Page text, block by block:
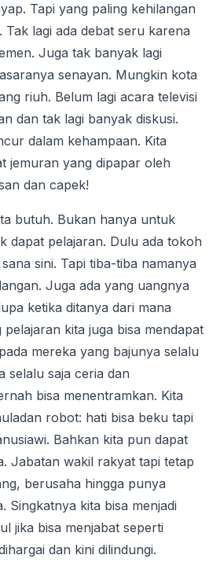
Tapi yang paling kehilangan
Tak lagi ada debat seru karena
Juga tak banyak lagi
senayan. Mungkin kota
riuh. Belum lagi acara televisi
dan tak lagi banyak diskusi.
dalam kehampaan. Kita
jemuran yang dipapar oleh
dan capek!
butuh. Bukan hanya untuk
dapat pelajaran. Dulu ada tokoh
sini. Tapi tiba-tiba namanya
Juga ada yang uangnya
ketika ditanya dari mana
pelajaran kita juga bisa mendapat
mereka yang bajunya selalu
selalu saja ceria dan
bisa menentramkan. Kita
robot: hati bisa beku tapi
Bahkan kita pun dapat
Jabatan wakil rakyat tapi tetap
berusaha hingga punya
Singkatnya kita bisa menjadi
jika bisa menjabat seperti
dan kini dilindungi.